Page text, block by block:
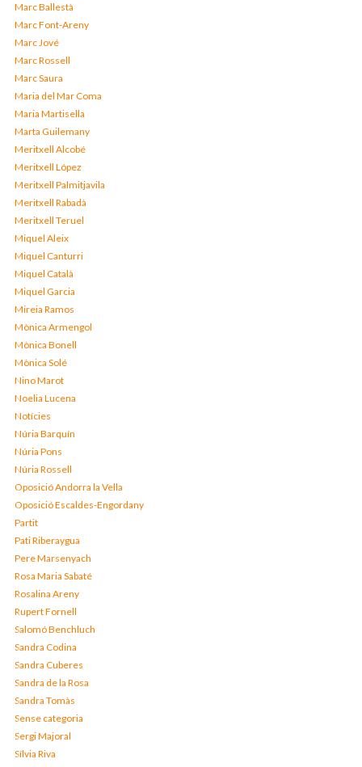
Marc Ballestà
Marc Font-Areny
Marc Jové
Marc Rossell
Marc Saura
Maria del Mar Coma
Maria Martisella
Marta Guilemany
Meritxell Alcobé
Meritxell López
Meritxell Palmitjavila
Meritxell Rabadà
Meritxell Teruel
Miquel Aleix
Miquel Canturri
Miquel Català
Miquel Garcia
Mireia Ramos
Mònica Armengol
Mònica Bonell
Mònica Solé
Nino Marot
Noelia Lucena
Notícies
Núria Barquín
Núria Pons
Núria Rossell
Oposició Andorra la Vella
Oposició Escaldes-Engordany
Partit
Pati Riberaygua
Pere Marsenyach
Rosa Maria Sabaté
Rosalina Areny
Rupert Fornell
Salomó Benchluch
Sandra Codina
Sandra Cuberes
Sandra de la Rosa
Sandra Tomàs
Sense categoria
Sergi Majoral
Sílvia Riva